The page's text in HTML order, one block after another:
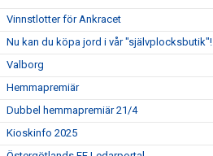
Vinnstlotter för Ankracet
Nu kan du köpa jord i vår "självplocksbutik"!
Valborg
Hemmapremiär
Dubbel hemmapremiär 21/4
Kioskinfo 2025